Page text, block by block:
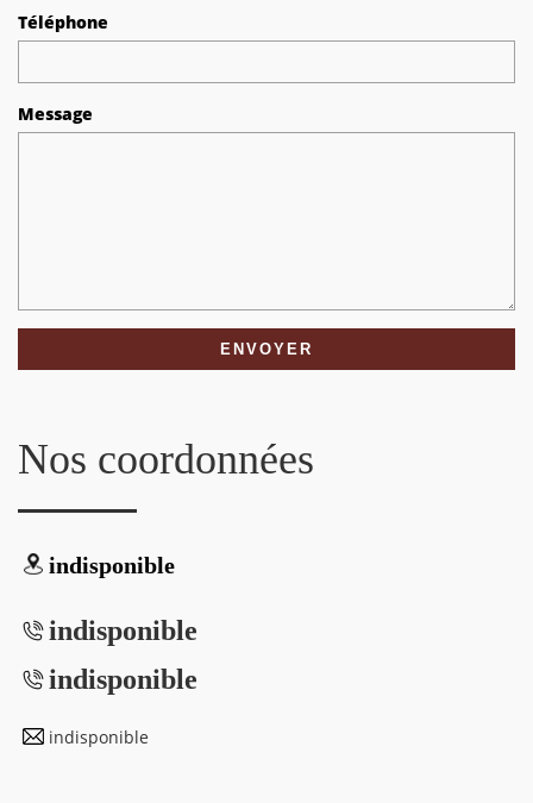
Téléphone
Message
Nos coordonnées
indisponible
indisponible
indisponible
indisponible